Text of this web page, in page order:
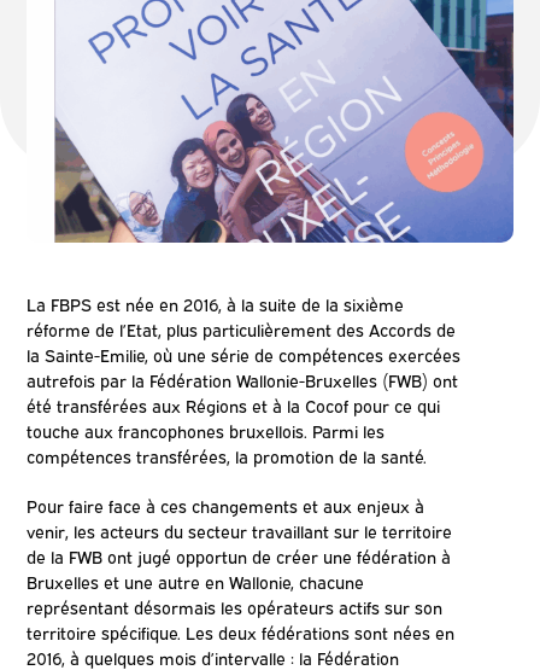
La FBPS est née en 2016, à la suite de la sixième
réforme de l’Etat, plus particulièrement des Accords de
la Sainte-Emilie, où une série de compétences exercées
autrefois par la Fédération Wallonie-Bruxelles (FWB) ont
été transférées aux Régions et à la Cocof pour ce qui
touche aux francophones bruxellois. Parmi les
compétences transférées, la promotion de la santé.
Pour faire face à ces changements et aux enjeux à
venir, les acteurs du secteur travaillant sur le territoire
de la FWB ont jugé opportun de créer une fédération à
Bruxelles et une autre en Wallonie, chacune
représentant désormais les opérateurs actifs sur son
territoire spécifique. Les deux fédérations sont nées en
2016, à quelques mois d’intervalle : la Fédération